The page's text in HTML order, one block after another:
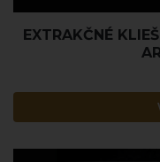
EXTRAKČNÉ